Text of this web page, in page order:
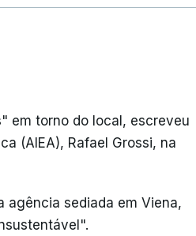
em torno do local, escreveu
(AIEA), Rafael Grossi, na
agência sediada em Viena,